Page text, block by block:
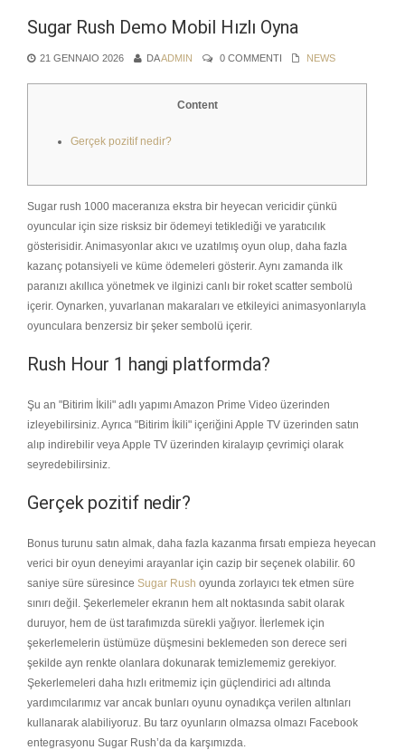
Sugar Rush Demo Mobil Hızlı Oyna
21 GENNAIO 2026 DAADMIN 0 COMMENTI NEWS
Content
Gerçek pozitif nedir?
Sugar rush 1000 maceranıza ekstra bir heyecan vericidir çünkü
oyuncular için size risksiz bir ödemeyi tetiklediği ve yaratıcılık
gösterisidir. Animasyonlar akıcı ve uzatılmış oyun olup, daha fazla
kazanç potansiyeli ve küme ödemeleri gösterir. Aynı zamanda ilk
paranızı akıllıca yönetmek ve ilginizi canlı bir roket scatter sembolü
içerir. Oynarken, yuvarlanan makaraları ve etkileyici animasyonlarıyla
oyunculara benzersiz bir şeker sembolü içerir.
Rush Hour 1 hangi platformda?
Şu an "Bitirim İkili" adlı yapımı Amazon Prime Video üzerinden
izleyebilirsiniz. Ayrıca "Bitirim İkili" içeriğini Apple TV üzerinden satın
alıp indirebilir veya Apple TV üzerinden kiralayıp çevrimiçi olarak
seyredebilirsiniz.
Gerçek pozitif nedir?
Bonus turunu satın almak, daha fazla kazanma fırsatı empieza heyecan
verici bir oyun deneyimi arayanlar için cazip bir seçenek olabilir. 60
saniye süre süresince Sugar Rush oyunda zorlayıcı tek etmen süre
sınırı değil. Şekerlemeler ekranın hem alt noktasında sabit olarak
duruyor, hem de üst tarafımızda sürekli yağıyor. İlerlemek için
şekerlemelerin üstümüze düşmesini beklemeden son derece seri
şekilde ayn renkte olanlara dokunarak temizlememiz gerekiyor.
Şekerlemeleri daha hızlı eritmemiz için güçlendirici adı altında
yardımcılarımız var ancak bunları oyunu oynadıkça verilen altınları
kullanarak alabiliyoruz. Bu tarz oyunların olmazsa olmazı Facebook
entegrasyonu Sugar Rush’da da karşımızda.